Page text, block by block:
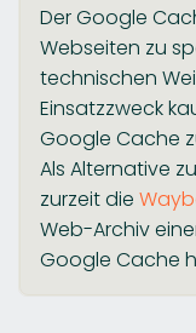
Der Google
Webseiten zu
technischen
Einsatzzweck
Google Cache
Als Alternative
zurzeit die
Web-Archiv
Google Cache